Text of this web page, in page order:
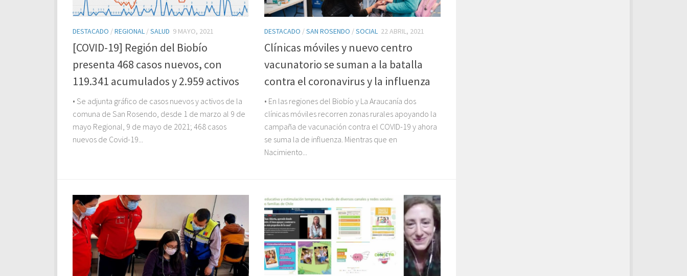
DESTACADO /REGIONAL /SALUD 9 MAYO, 2021
[COVID-19] Región del Biobío
presenta 468 casos nuevos, con
119.341 acumulados y 2.959 activos
• Se adjunta gráfico de casos nuevos y activos de la
comuna de San Rosendo, desde 1 de marzo al 9 de
mayo Regional, 9 de mayo de 2021; 468 casos
nuevos de Covid-19...
DESTACADO /SAN ROSENDO /SOCIAL 22 ABRIL, 2021
Clínicas móviles y nuevo centro
vacunatorio se suman a la batalla
contra el coronavirus y la influenza
• En las regiones del Biobío y La Araucanía dos
clínicas móviles recorren zonas rurales apoyando la
campaña de vacunación contra el COVID-19 y ahora
se suma la de influenza. Mientras que en
Nacimiento...